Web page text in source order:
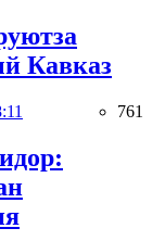
Кавказ
761